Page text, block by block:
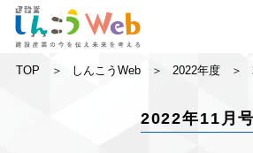
TOP しんこうWeb 2022年度
2022年11月号